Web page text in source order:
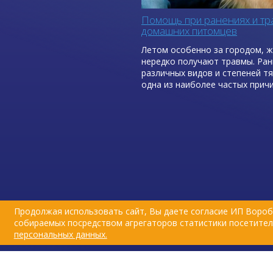
Продолжая использовать сайт, Вы даете согласие ИП
собираемых посредством агрегаторов статистики
персональных данных.
Помощь при ранениях и
домашних питомцев
Летом особенно за городом,
нередко получают травмы.
различных видов и степеней
одна из наиболее частых
такие как драки с другими
падения.